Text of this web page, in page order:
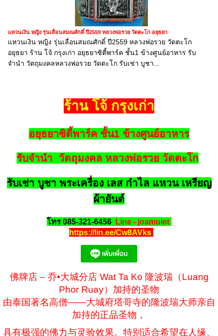
แหวนเงิน หญิง รุ่นเลื่อนสมณศักดิ์ ปี2559 หลวงพ่อรวย วัดตะโก อยุธยา
แหวนเงิน หญิง รุ่นเลื่อนสมณศักดิ์ ปี2559 หลวงพ่อรวย วัดตะโก
อยุธยา ร้าน โจ้ กรุงเก่า อยุธยาซิตี้พาร์ค ชั้น1 ข้างศูนย์อาหาร รับ
จำนำ วัตถุมงคลหลวงพ่อรวย วัดตะโก รับเช่า บูชา...
ร้าน โจ้ กรุงเก่า
อยุธยาซิตี้พาร์ค ชั้น1 ข้างศูนย์อาหาร
รับจำนำ วัตถุมงคล หลวงพ่อรวย วัดตะโก
รับเช่า บูชา พระเครื่อง เลส กำไล แหวน เหรียญ
ผ้ายันต์
โทร 085-321-6456 Line - joamulet
https://lin.ee/Cw8AVks
佛牌店 – 乔•大城分店 Wat Ta Ko 隆波瑞（Luang
Phor Ruay）加持的圣物
由泰国著名高僧——大城府塔哥寺的隆波瑞大师亲自
加持的正品圣物，
具有极强的佛力与灵验效果。特别适合希望在人缘、